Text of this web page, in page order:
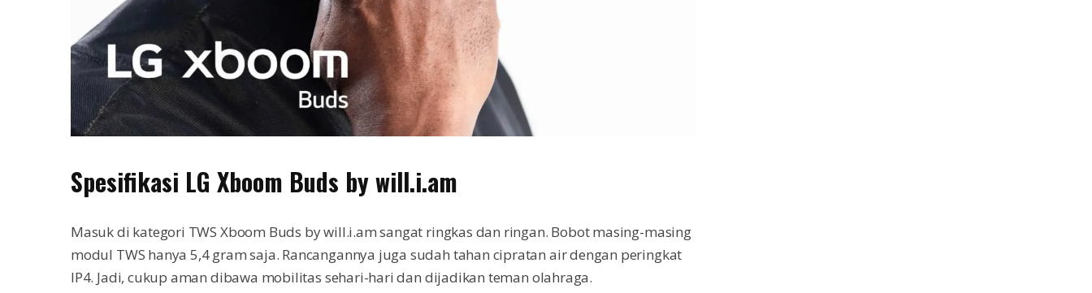
Spesifikasi LG Xboom Buds by will.i.am
Masuk di kategori TWS Xboom Buds by will.i.am sangat ringkas dan ringan. Bobot masing-masing
modul TWS hanya 5,4 gram saja. Rancangannya juga sudah tahan cipratan air dengan peringkat
IP4. Jadi, cukup aman dibawa mobilitas sehari-hari dan dijadikan teman olahraga.